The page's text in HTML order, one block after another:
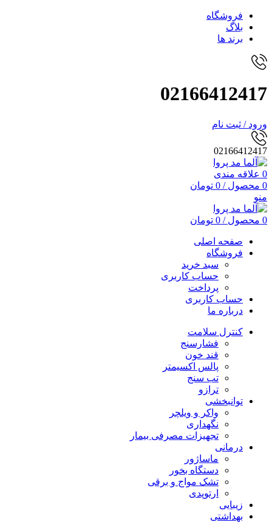
فروشگاه
بلاگ
برند ها
02166412417
ورود / ثبت نام
02166412417
0 علاقه مندی
0 محصول /
0 تومان
منو
0 محصول /
0 تومان
صفحه اصلی
فروشگاه
سبد خرید
حساب کاربری
پرداخت
حساب کاربری
درباره ما
کنترل سلامت
فشارسنج
قند خون
پالس اکسیمتر
تب سنج
ترازو
توانبخشی
واکر و ویلچر
نگهداری
تجهیزات مصرفی بیمار
درمانی
ماساژور
دستگاه بخور
تشک مواج و برقی
ارتوپدی
زیبایی
بهداشتی